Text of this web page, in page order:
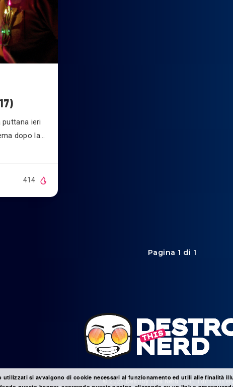
puttana ieri
dopo la…
414
Pagina 1 di 1
© 2025Destroy This Nerd- Tutti i diritti
si avvalgono di cookie necessari al funzionamento ed utili alle finalità